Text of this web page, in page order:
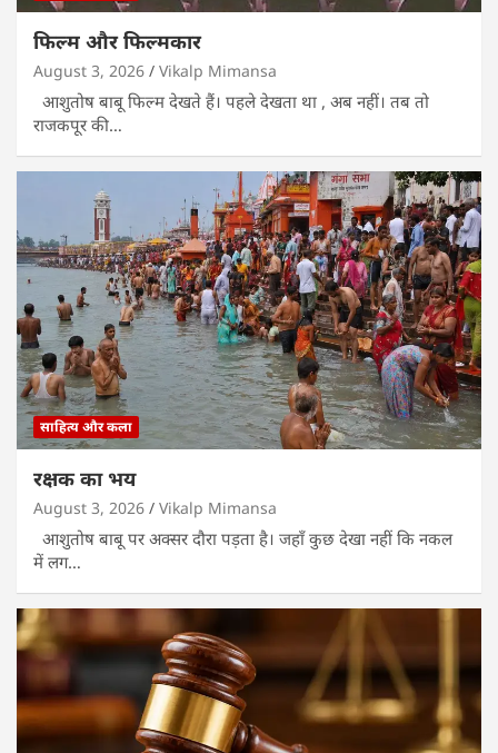
फिल्म और फिल्मकार
August 3, 2026 Vikalp Mimansa
आशुतोष बाबू फिल्म देखते हैं। पहले देखता था , अब नहीं। तब तो
राजकपूर की…
साहित्य और कला
रक्षक का भय
August 3, 2026 Vikalp Mimansa
आशुतोष बाबू पर अक्सर दौरा पड़ता है। जहाँ कुछ देखा नहीं कि नकल
में लग…